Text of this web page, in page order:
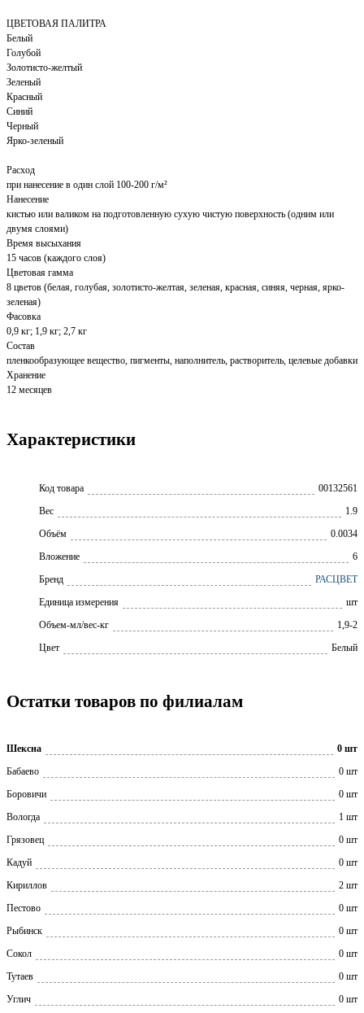
ЦВЕТОВАЯ ПАЛИТРА
Белый
Голубой
Золотисто-желтый
Зеленый
Красный
Синий
Черный
Ярко-зеленый
Расход
при нанесение в один слой 100-200 г/м²
Нанесение
кистью или валиком на подготовленную сухую чистую поверхность (одним или
двумя слоями)
Время высыхания
15 часов (каждого слоя)
Цветовая гамма
8 цветов (белая, голубая, золотисто-желтая, зеленая, красная, синяя, черная, ярко-
зеленая)
Фасовка
0,9 кг; 1,9 кг; 2,7 кг
Состав
пленкообразующее вещество, пигменты, наполнитель, растворитель, целевые добавки
Хранение
12 месяцев
Характеристики
Код товара
00132561
Вес
1.9
Объём
0.0034
Вложение
6
Бренд
РАСЦВЕТ
Единица измерения
шт
Объем-мл/вес-кг
1,9-2
Цвет
Белый
Остатки товаров по филиалам
Шексна
0 шт
Бабаево
0 шт
Боровичи
0 шт
Вологда
1 шт
Грязовец
0 шт
Кадуй
0 шт
Кириллов
2 шт
Пестово
0 шт
Рыбинск
0 шт
Сокол
0 шт
Тутаев
0 шт
Углич
0 шт